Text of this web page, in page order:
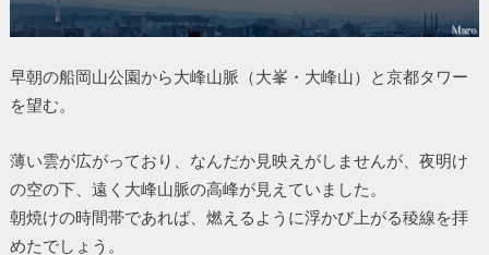
早朝の船岡山公園から大峰山脈（大峯・大峰山）と京都タワー
を望む。
薄い雲が広がっており、なんだか見映えがしませんが、夜明け
の空の下、遠く大峰山脈の高峰が見えていました。
朝焼けの時間帯であれば、燃えるように浮かび上がる稜線を拝
めたでしょう。